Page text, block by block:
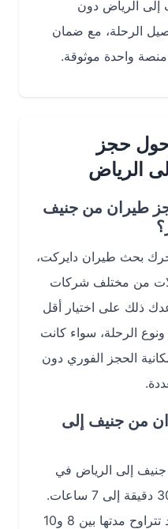
دون
مع ضمان
موثوقة.
حجز
من جنيف
طيران دايركت،
مختلف شركات
على اختيار أقل
سواء كانت
الحجز الفوري دون
جنيف إلى
إلى الرياض في
المتوسط حوالي 6 ساعات و30 دقيقة إلى 7 ساعات.
أما الرحلات غير المباشرة فقد تتراوح مدتها بين 8 و10